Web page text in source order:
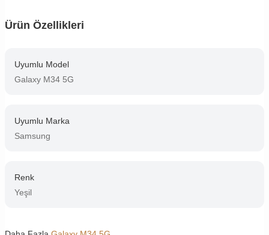
Ürün Özellikleri
Uyumlu Model
Galaxy M34 5G
Uyumlu Marka
Samsung
Renk
Yeşil